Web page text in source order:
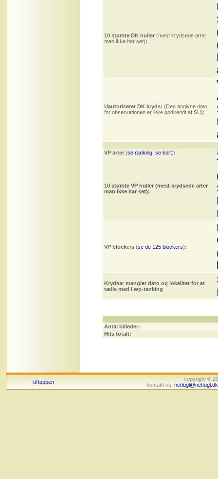
10 største DK huller (mest krydsede arter
man ikke har set):
Uautoriseret DK kryds: (Den angivne dato
for observationen er ikke godkendt af SU):
VP arter (se ranking se kort):
10 største VP huller (mest krydsede arter
man ikke har set):
VP blockers (se de 125 blockers):
Krydser mangler dato og lokalitet for at
tælle med i wp-ranking
Antal billeder:
Hits totalt:
til toppen
copyright ©
kontakt os: netfugl@netfugl.dk